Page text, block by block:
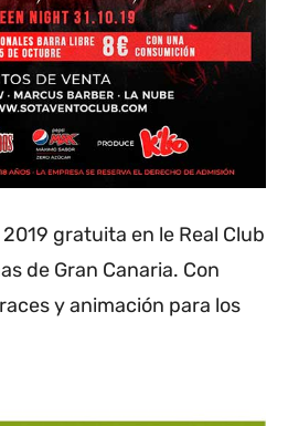
gratuita en le Real Club
de Gran Canaria. Con
y animación para los